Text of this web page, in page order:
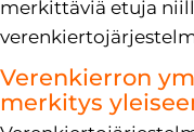
merkittäviä etuja
Verenkierron
merkitys